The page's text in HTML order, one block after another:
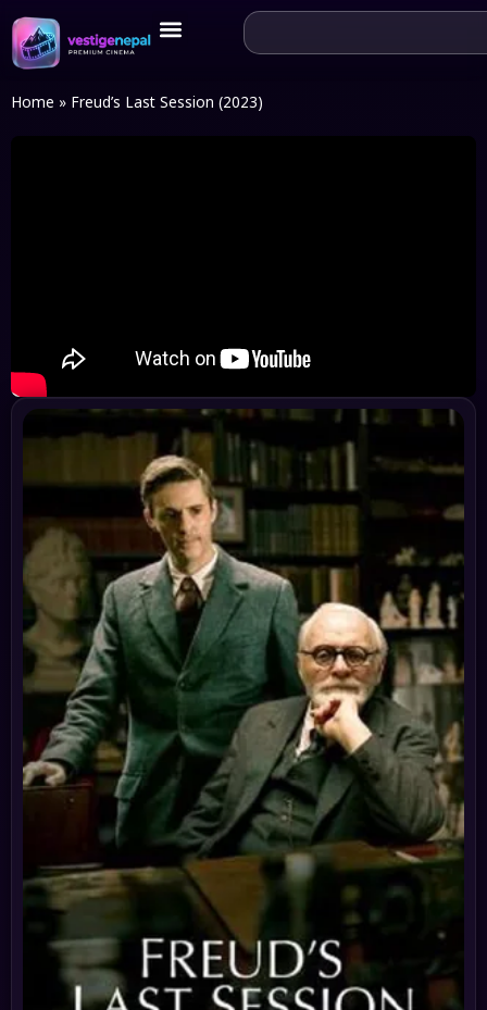
Home » Freud’s Last Session (2023)